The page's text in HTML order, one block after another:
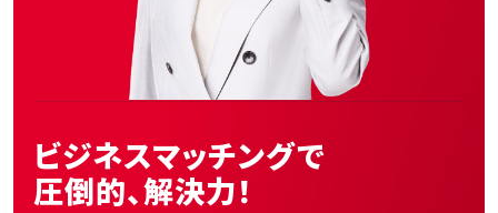
ビジネスマッチングで
圧倒的、解決力！